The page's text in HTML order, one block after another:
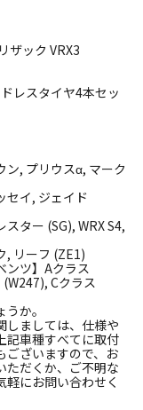
ザック VRX3
レスタイヤ4本セッ
ン, プリウスα, マーク
セイ, ジェイド
スター (SG), WRX S4,
, リーフ (ZE1)
ンツ】Aクラス
Cクラス
か。
ましては、仕様や
記車種すべてに取付
ございますので、お
ただくか、ご不明な
軽にお問い合わせく